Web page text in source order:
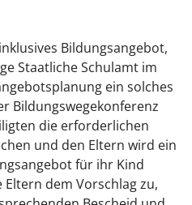
Bildungsangebot,
Staatliche Schulamt im
ein solches
Bildungswegekonferenz
die erforderlichen
und den Eltern wird ein
für ihr Kind
dem Vorschlag zu,